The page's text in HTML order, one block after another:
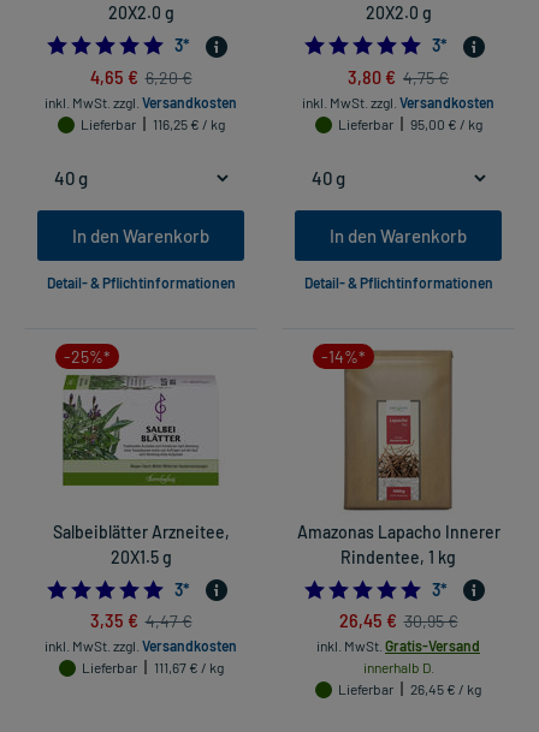
20X2.0 g
5.0
3*
4,65 € 6,20 €
inkl. MwSt. zzgl. Versandkosten
Lieferbar
116,25 € / kg
In den Warenkorb
Detail- & Pflichtinformationen
20X2.0 g
5.0
3*
3,80 € 4,75 €
inkl. MwSt. zzgl. Versandkosten
Lieferbar
95,00 € / kg
In den Warenkorb
Detail- & Pflichtinformationen
-25%*
Salbeiblätter Arzneitee,
20X1.5 g
5.0
3*
3,35 € 4,47 €
inkl. MwSt. zzgl. Versandkosten
Lieferbar
111,67 € / kg
-14%*
Amazonas Lapacho Innerer
Rindentee, 1 kg
5.0
3*
26,45 € 30,95 €
inkl. MwSt. Gratis-Versand
innerhalb D.
Lieferbar
26,45 € / kg